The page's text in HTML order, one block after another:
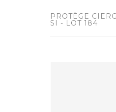
PROTÈGE
SI - LOT 184